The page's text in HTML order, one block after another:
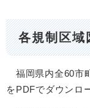
各規制区域
福岡県内全60市
をPDFでダウンロ